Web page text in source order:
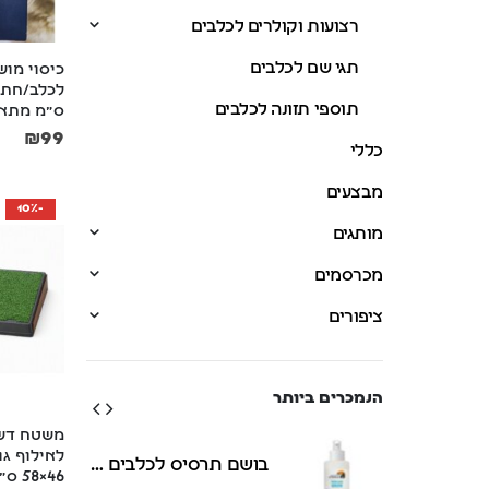
כיסוי
ס"מ
₪99
-10%
משטח
לאילוף
46×58 ס"מ
רצועות וקולרים לכלבים
תגי שם לכלבים
תוספי תזונה לכלבים
כללי
מבצעים
מותגים
מכרסמים
ציפורים
הנמכרים ביותר
בושם תרסיס לכלבים וחתולים 125 מ"ל Petradise